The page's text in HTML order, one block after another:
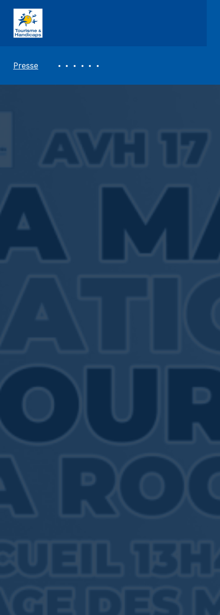
ASSOCIATION TOURISME ET HANDICAPS
Presse